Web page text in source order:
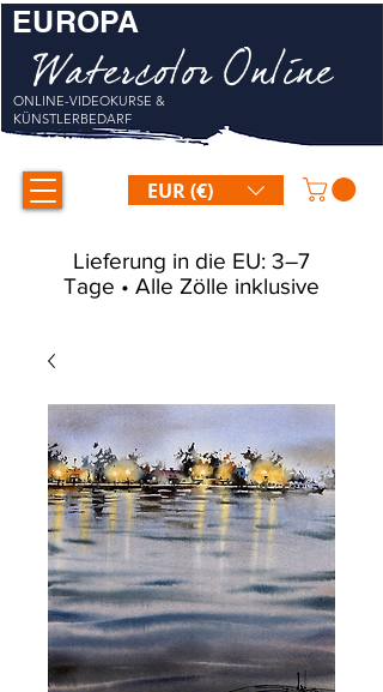
Watercolor Online
ONLINE-VIDEOKURSE &
KÜNSTLERBEDARF
EUR (€)
EUROPA
Lieferung in die EU: 3–7
Tage • Alle Zölle inklusive